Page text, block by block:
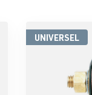
UNIVERSEL